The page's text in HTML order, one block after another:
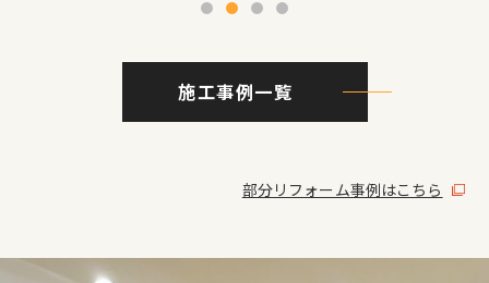
1 2 3 4
施工事例一覧
部分リフォーム事例はこちら